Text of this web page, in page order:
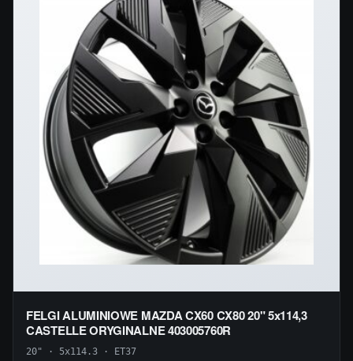
FELGI ALUMINIOWE MAZDA CX60 CX80 20" 5x114,3
CASTELLE ORYGINALNE 403005760R
20" · 5x114.3 · ET37